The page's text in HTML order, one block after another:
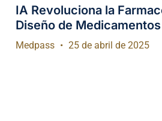
IA Revoluciona la
Diseño de Medicamentos
Medpass 25 de abril de 2025